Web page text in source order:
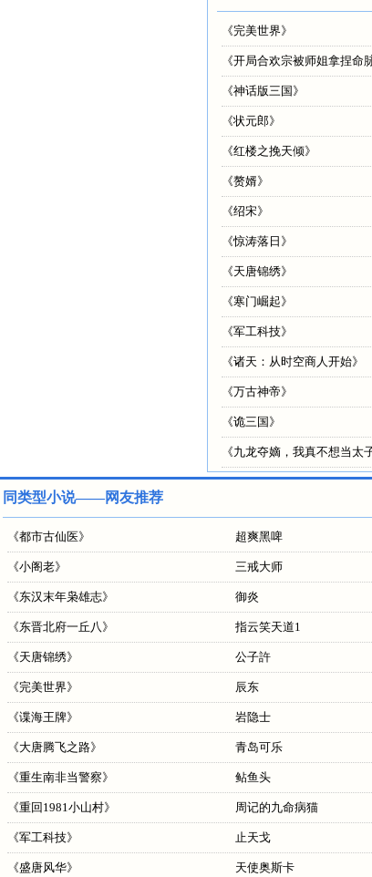
《完美世界》
《开局合欢宗被师姐拿捏命
《神话版三国 》
《状元郎》
《红楼之挽天倾》
《赘婿》
《绍宋》
《惊涛落日 》
《天唐锦绣》
《寒门崛起》
《军工科技》
《诸天：从时空商人开始》
《万古神帝》
《诡三国 》
《九龙夺嫡，我真不想当太
同类型小说——网友推荐
《都市古仙医》 超爽黑啤
《小阁老》 三戒大师
《东汉末年枭雄志》 御炎
《东晋北府一丘八》 指云笑天道1
《天唐锦绣》 公子許
《完美世界》 辰东
《谍海王牌》 岩隐士
《大唐腾飞之路》 青岛可乐
《重生南非当警察》 鲇鱼头
《重回1981小山村》 周记的九命病猫
《军工科技》 止天戈
《盛唐风华》 天使奥斯卡